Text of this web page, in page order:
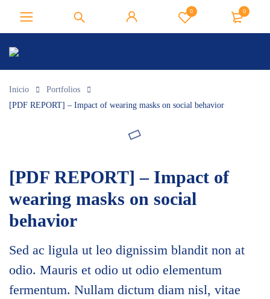
0 0
Inicio
Portfolios
[PDF REPORT] – Impact of wearing masks on social behavior
[PDF REPORT] – Impact of
wearing masks on social
behavior
Sed ac ligula ut leo dignissim blandit non at
odio. Mauris et odio ut odio elementum
fermentum. Nullam dictum diam nisl, vitae